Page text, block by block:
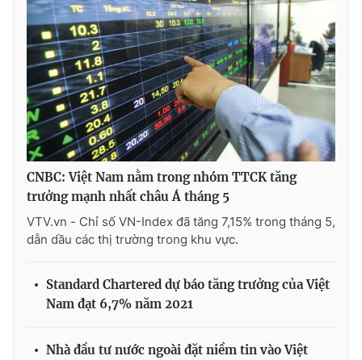
CNBC: Việt Nam nằm trong nhóm TTCK tăng
trưởng mạnh nhất châu Á tháng 5
VTV.vn - Chỉ số VN-Index đã tăng 7,15% trong tháng 5,
dẫn dầu các thị trường trong khu vực.
Standard Chartered dự báo tăng trưởng của Việt
Nam đạt 6,7% năm 2021
Nhà đầu tư nước ngoài đặt niềm tin vào Việt